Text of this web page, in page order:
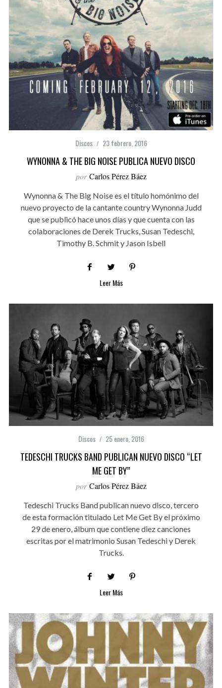
Discos 23 febrero, 2016
WYNONNA & THE BIG NOISE PUBLICA NUEVO DISCO
por Carlos Pérez Báez
Wynonna & The Big Noise es el título homónimo del
nuevo proyecto de la cantante country Wynonna Judd
que se publicó hace unos días y que cuenta con las
colaboraciones de Derek Trucks, Susan Tedeschi,
Timothy B. Schmit y Jason Isbell
Leer Más
Discos 25 enero, 2016
TEDESCHI TRUCKS BAND PUBLICAN NUEVO DISCO “LET
ME GET BY”
por Carlos Pérez Báez
Tedeschi Trucks Band publican nuevo disco, tercero
de esta formación titulado Let Me Get By el próximo
29 de enero, álbum que contiene diez canciones
escritas por el matrimonio Susan Tedeschi y Derek
Trucks.
Leer Más